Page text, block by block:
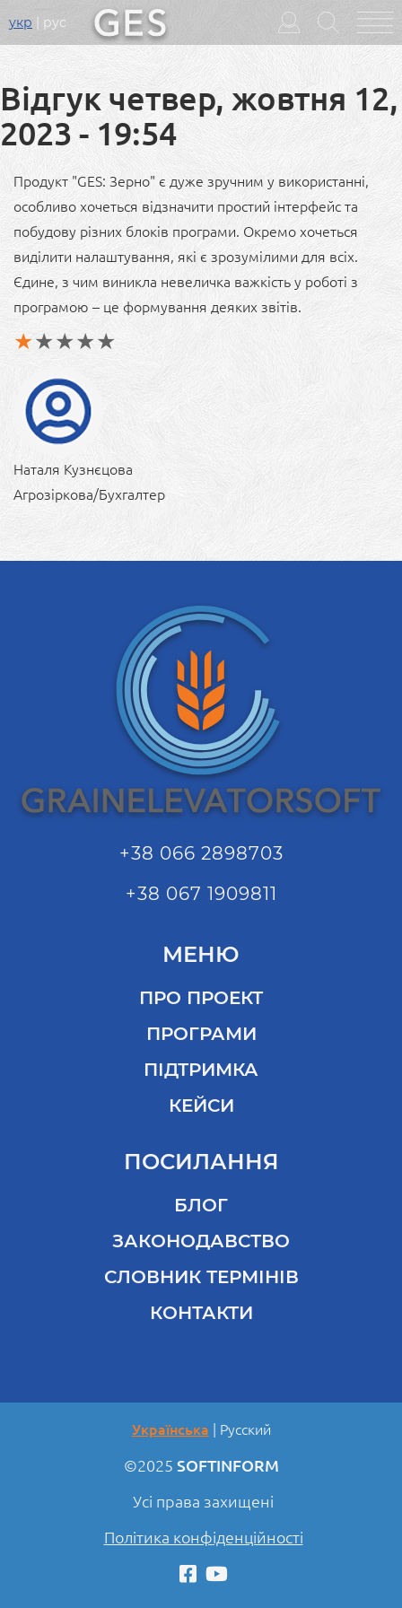
укр рус
Головне
меню
Відгук четвер, жовтня 12,
2023 - 19:54
Продукт "GES: Зерно" є дуже зручним у використанні,
особливо хочеться відзначити простий інтерфейс та
побудову різних блоків програми. Окремо хочеться
виділити налаштування, які є зрозумілими для всіх.
Єдине, з чим виникла невеличка важкість у роботі з
програмою – це формування деяких звітів.
Наталя Кузнєцова
Агрозіркова/Бухгалтер
+38 066 2898703
+38 067 1909811
МЕНЮ
ПРО ПРОЕКТ
ПРОГРАМИ
ПІДТРИМКА
КЕЙСИ
ПОСИЛАННЯ
БЛОГ
ЗАКОНОДАВСТВО
СЛОВНИК ТЕРМІНІВ
КОНТАКТИ
Українська Русский
©2025 SOFTINFORM
Усі права захищені
Політика конфіденційності